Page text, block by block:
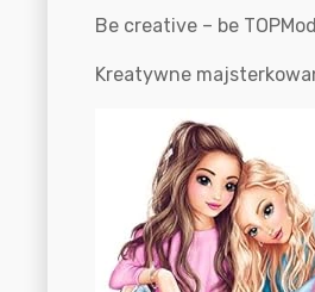
Be creative – be
Kreatywne